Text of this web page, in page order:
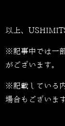
以上、
※記事中では一
がございます。
※記載している
場合もございま